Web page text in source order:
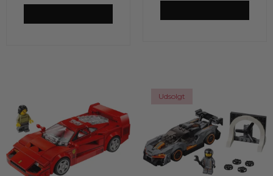
Udsolgt